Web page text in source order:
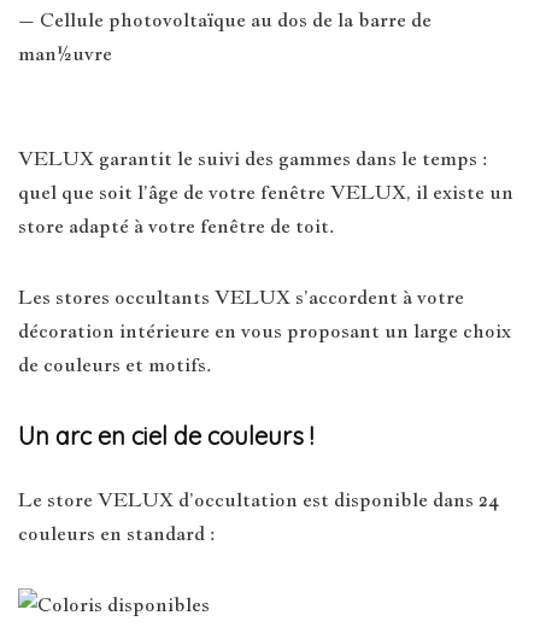
– Cellule photovoltaïque au dos de la barre de
man½uvre
VELUX garantit le suivi des gammes dans le temps :
quel que soit l’âge de votre fenêtre VELUX, il existe un
store adapté à votre fenêtre de toit.
Les stores occultants VELUX s’accordent à votre
décoration intérieure en vous proposant un large choix
de couleurs et motifs.
Un arc en ciel de couleurs !
Le store VELUX d’occultation est disponible dans 24
couleurs en standard :